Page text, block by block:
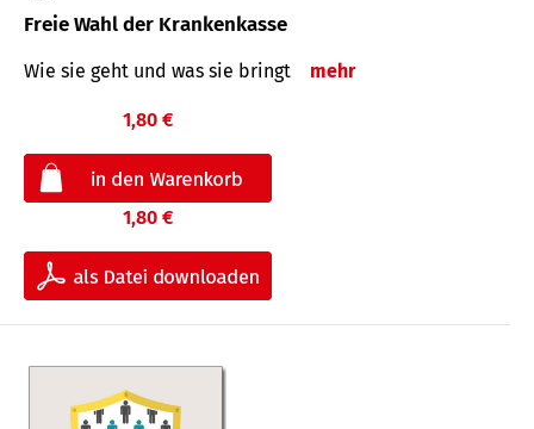
Freie Wahl der Krankenkasse
Wie sie geht und was sie bringt mehr
1,80 €
1,80 €